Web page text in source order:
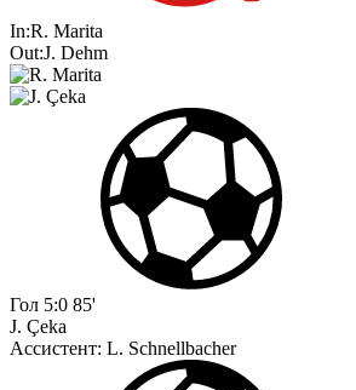
In:R. Marita
Out:J. Dehm
Гол 5:0 85'
J. Çeka
Ассистент: L. Schnellbacher